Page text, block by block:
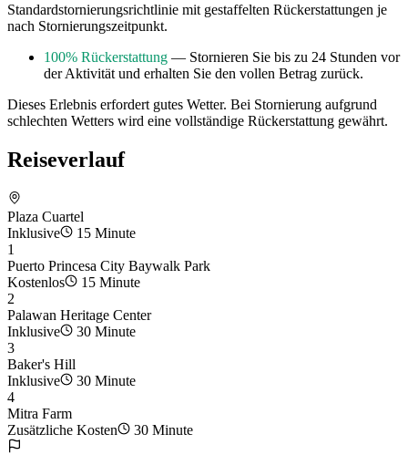
Standardstornierungsrichtlinie mit gestaffelten Rückerstattungen je
nach Stornierungszeitpunkt.
100% Rückerstattung — Stornieren Sie bis zu 24 Stunden vor
der Aktivität und erhalten Sie den vollen Betrag zurück.
Dieses Erlebnis erfordert gutes Wetter. Bei Stornierung aufgrund
schlechten Wetters wird eine vollständige Rückerstattung gewährt.
Reiseverlauf
Plaza Cuartel
Inklusive
15 Minute
1
Puerto Princesa City Baywalk Park
Kostenlos
15 Minute
2
Palawan Heritage Center
Inklusive
30 Minute
3
Baker's Hill
Inklusive
30 Minute
4
Mitra Farm
Zusätzliche Kosten
30 Minute